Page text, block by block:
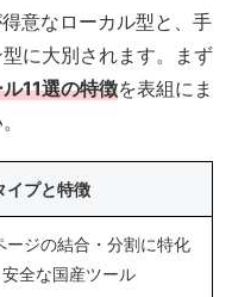
意なローカル型と、手
に大別されます。まず
11選の特徴を表組にま
イプと特徴
ージの結合・分割に特化
全な国産ツール